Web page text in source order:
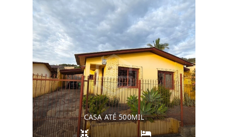
CASA ATÉ 500MIL